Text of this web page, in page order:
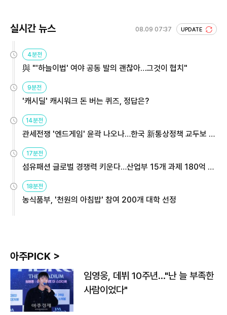
실시간 뉴스 08.09 07:37 UPDATE
4분전
與 "'하늘이법' 여야 공동 발의 괜찮아…그것이 협치"
9분전
'캐시딜' 캐시워크 돈 버는 퀴즈, 정답은?
14분전
관세전쟁 '엔드게임' 윤곽 나오나…한국 新통상정책 교두보 활
17분전
섬유패션 글로벌 경쟁력 키운다…산업부 15개 과제 180억 지
18분전
농식품부, '천원의 아침밥' 참여 200개 대학 선정
아주PICK >
임영웅, 데뷔 10주년…"난 늘 부족한
사람이었다"